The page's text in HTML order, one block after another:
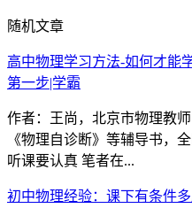
随机文章
高中物理学习方法-如何才能
第一步|学霸
作者：王尚，北京市物理教
《物理自诊断》等辅导书，
听课要认真 笔者在...
初中物理经验：课下有条件